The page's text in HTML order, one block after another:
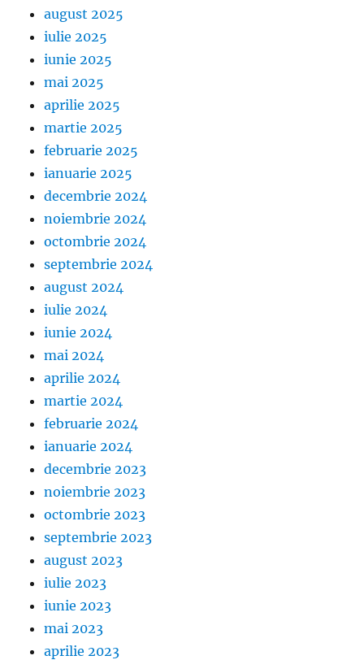
august 2025
iulie 2025
iunie 2025
mai 2025
aprilie 2025
martie 2025
februarie 2025
ianuarie 2025
decembrie 2024
noiembrie 2024
octombrie 2024
septembrie 2024
august 2024
iulie 2024
iunie 2024
mai 2024
aprilie 2024
martie 2024
februarie 2024
ianuarie 2024
decembrie 2023
noiembrie 2023
octombrie 2023
septembrie 2023
august 2023
iulie 2023
iunie 2023
mai 2023
aprilie 2023